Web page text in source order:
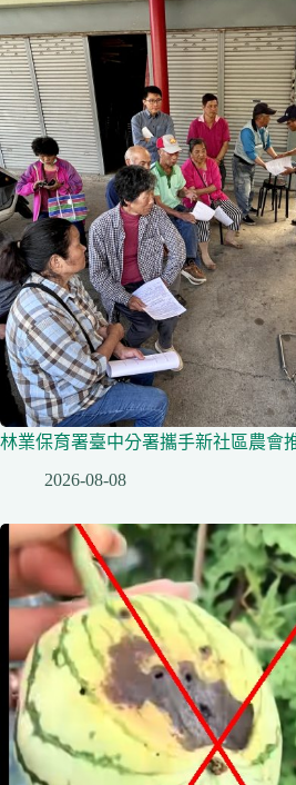
林業保育署臺中分署攜手新社區農會
2026-08-08